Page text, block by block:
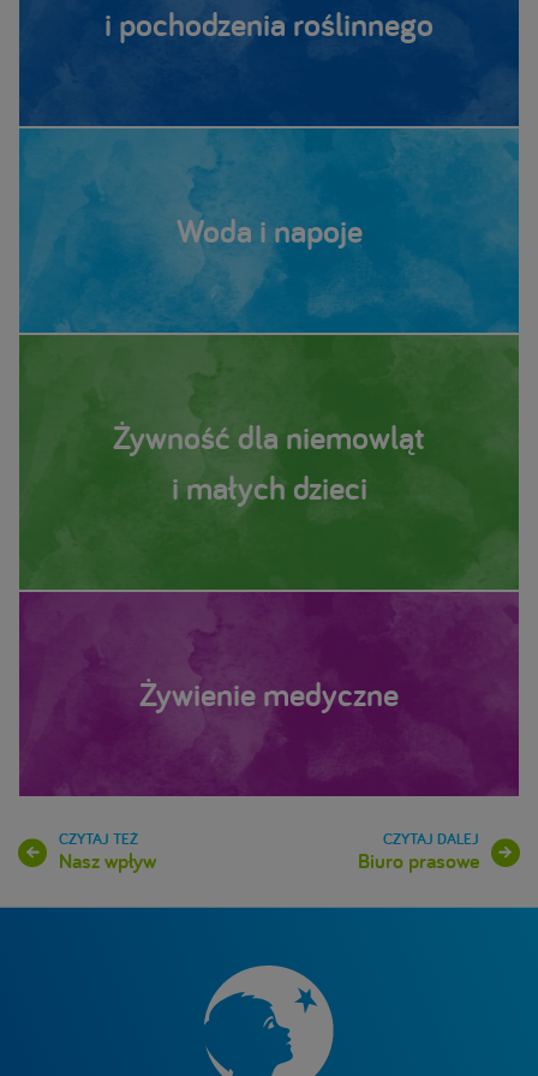
i pochodzenia roślinnego
Woda i napoje
Żywność dla niemowląt
i małych dzieci
Żywienie medyczne
Nasz wpływ Biuro prasowe